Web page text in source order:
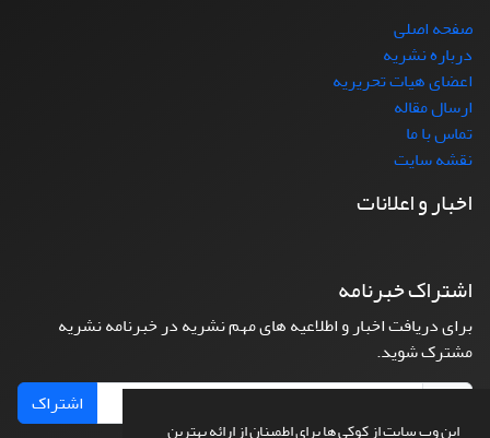
این وب سایت از کوکی ها برای اطمینان از ارائه بهترین
صفحه اصلی
درباره نشریه
اعضای هیات تحریریه
ارسال مقاله
تماس با ما
نقشه سایت
اخبار و اعلانات
اشتراک خبرنامه
برای دریافت اخبار و اطلاعیه های مهم نشریه در خبرنامه نشریه
مشترک شوید.
اشتراک